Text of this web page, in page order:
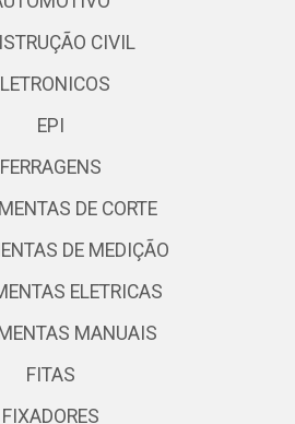
CIVIL
EPI
FERRAGENS
DE CORTE
DE MEDIÇÃO
ELETRICAS
MANUAIS
FITAS
FIXADORES